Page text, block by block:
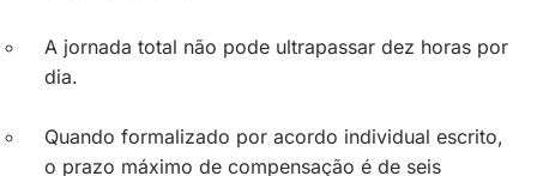
A jornada total não pode ultrapassar dez horas por
dia.
Quando formalizado por acordo individual escrito,
o prazo máximo de compensação é de seis